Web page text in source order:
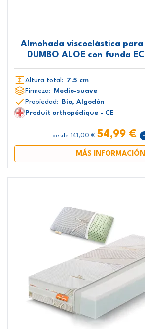
Almohada viscoelástica para
DUMBO ALOE con funda
Altura total: 7,5 cm
Firmeza: Medio-suave
Propiedad: Bio, Algodón
Produit orthopédique - CE
desde 141,00 € 54,99 €
MÁS INFORMACIÓN